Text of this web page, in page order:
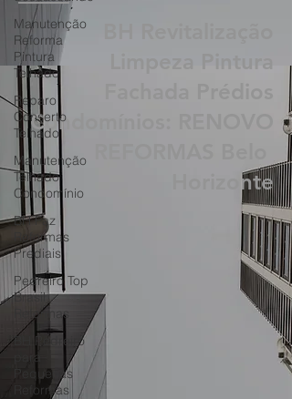
Manutenção
Reforma
Pintura
Telhado
Reparo
Conserto
Telhado
Manutenção
Telhado
Condomínio
BH Faz
Reformas
Prediais
Pedreiro Top
Brasil
Reformas
BH Pedreiro
para
Pequenas
Reformas
2000
Condomínios: RENOVO
REFORMAS Belo
Horizonte